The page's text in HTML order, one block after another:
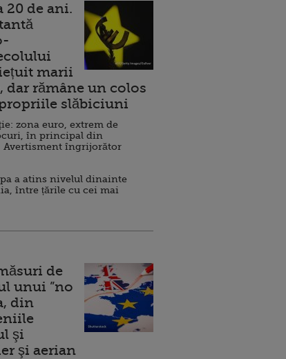
20 de ani.
marii
dar rămâne un colos
slăbiciuni
zona euro, extrem de
în principal din
Avertisment îngrijorător
a atins nivelul dinainte
între țările cu cei mai
de
unui ”no
din
şi
şi aerian